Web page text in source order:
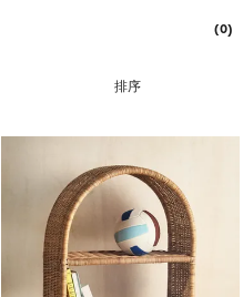
(0)
排序
图片已更改为 1 / 6